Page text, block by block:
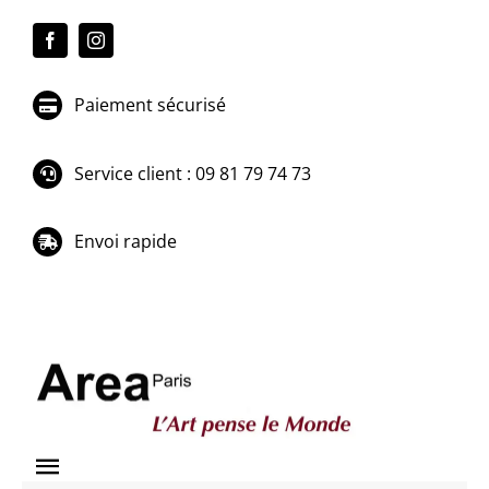
Paiement sécurisé
Service client : 09 81 79 74 73
Envoi rapide